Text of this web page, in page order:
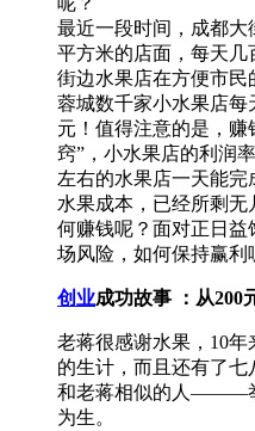
最近一段时间，成都
平方米的店面，每天几
街边水果店在方便市民
蓉城数千家小水果店每
元！值得注意的是，
窍”，小水果店的利润
左右的水果店一天能完
水果成本，已经所剩
何赚钱呢？面对正日
场风险，如何保持赢利
创业成功故事 ：从200
老蒋很感谢水果，10年
的生计，而且还有了
和老蒋相似的人———
为生。